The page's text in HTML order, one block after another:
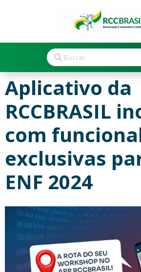
Aplicativo da
RCCBRASIL
com
exclusivas
ENF 2024